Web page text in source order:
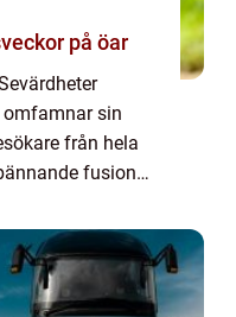
på öar
omfamnar sin
från hela
fusionen
moderna städer,